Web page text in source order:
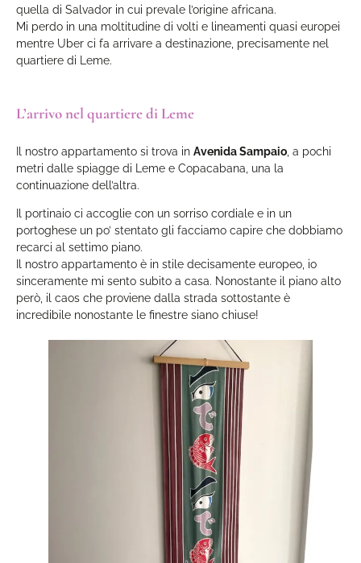
quella di Salvador in cui prevale l’origine africana.
Mi perdo in una moltitudine di volti e lineamenti quasi europei
mentre Uber ci fa arrivare a destinazione, precisamente nel
quartiere di Leme.
L’arrivo nel quartiere di Leme
Il nostro appartamento si trova in Avenida Sampaio , a pochi
metri dalle spiagge di Leme e Copacabana, una la
continuazione dell’altra.
Il portinaio ci accoglie con un sorriso cordiale e in un
portoghese un po’ stentato gli facciamo capire che dobbiamo
recarci al settimo piano.
Il nostro appartamento è in stile decisamente europeo, io
sinceramente mi sento subito a casa. Nonostante il piano alto
però, il caos che proviene dalla strada sottostante è
incredibile nonostante le finestre siano chiuse!